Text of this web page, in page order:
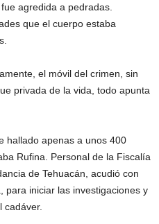
agredida a pedradas.
que el cuerpo estaba
el móvil del crimen, sin
privada de la vida, todo apunta
hallado apenas a unos 400
Rufina. Personal de la Fiscalía
de Tehuacán, acudió con
para iniciar las investigaciones y
cadáver.